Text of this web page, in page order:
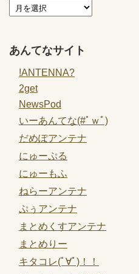
あんてなサイト
!ANTENNA?
2get
NewsPod
いーあんてな(#ﾟｗﾟ)
だめぽアンテナ
にゅーぷる
にゅーもふ
ねらーアンテナ
ぷぅアンテナ
まとめくすアンテナ
まとめりー
キタコレ(ﾟ∀ﾟ)！！